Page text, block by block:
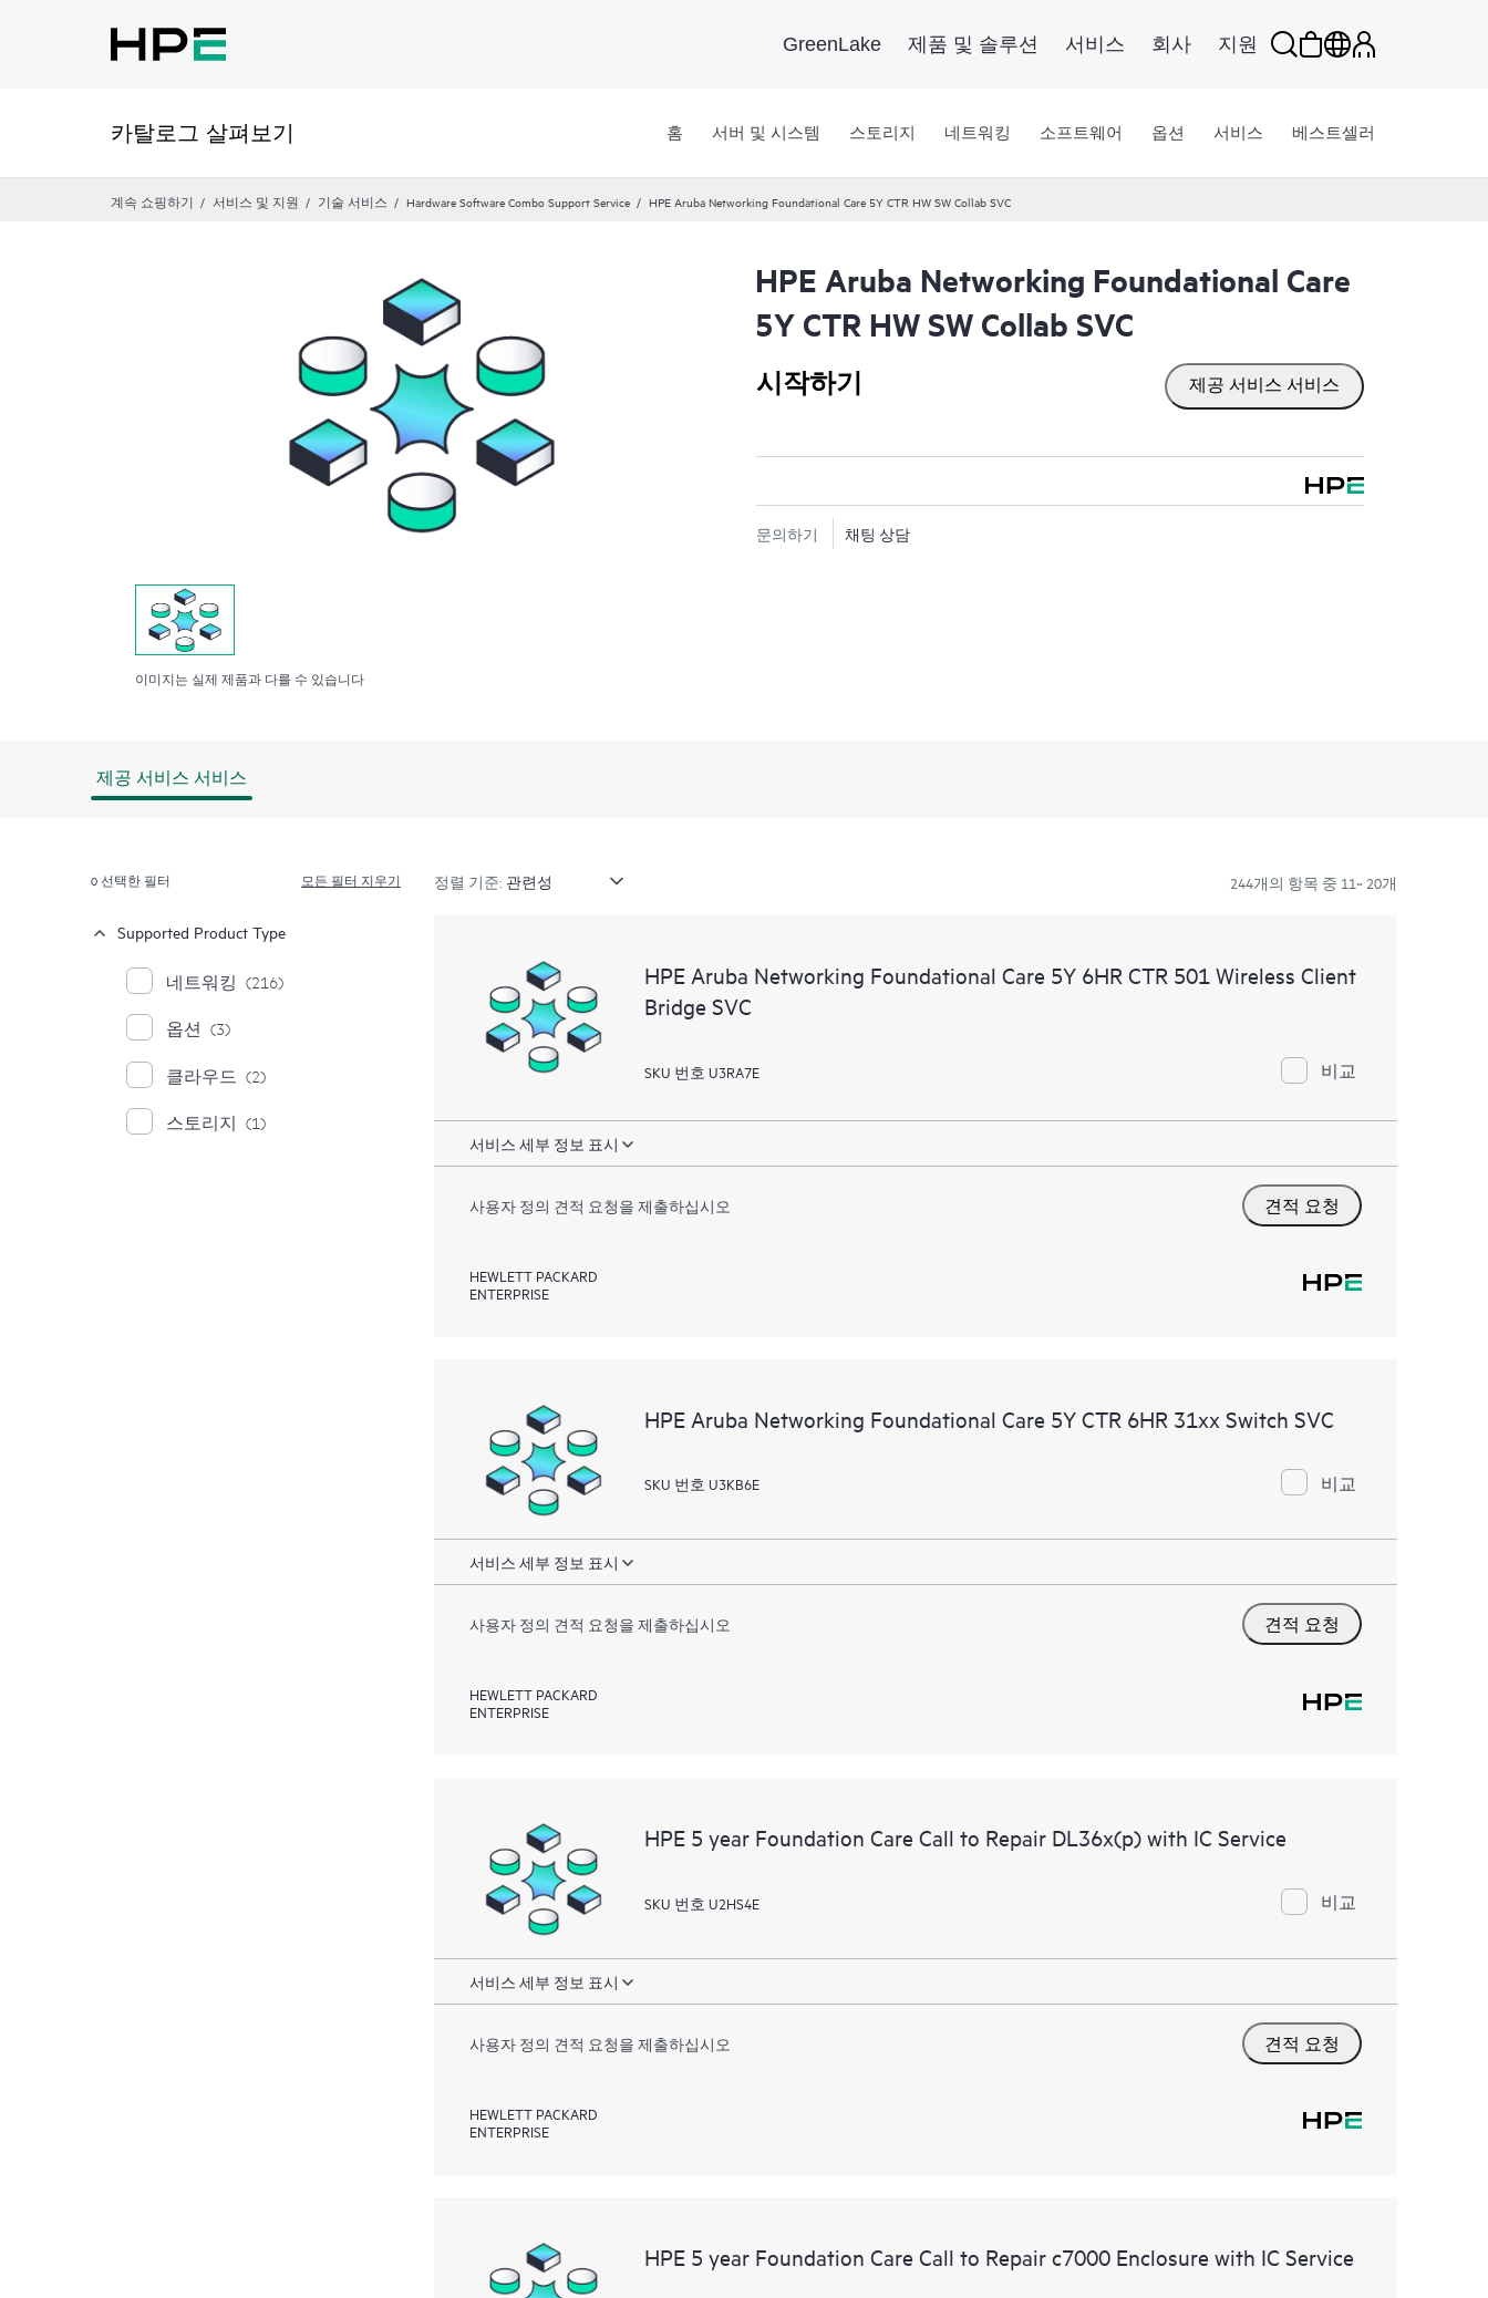
GreenLake 제품 및 솔루션 서비스 회사 지원
카탈로그 살펴보기 홈 서버 및 시스템 스토리지 네트워킹 소프트웨어 옵션 서비스 베스트셀러
계속 쇼핑하기 서비스 및 지원 기술 서비스 Hardware Software Combo Support Service HPE Aruba Networking Foundational Care 5Y CTR HW SW Collab SVC
이미지는 실제 제품과 다를 수 있습니다
HPE Aruba Networking Foundational Care
5Y CTR HW SW Collab SVC
시작하기 제공 서비스 서비스
문의하기 채팅 상담
제공 서비스 서비스
0선택한 필터 모든 필터 지우기
Supported Product Type
네트워킹 (216)
옵션 (3)
클라우드 (2)
스토리지 (1)
정렬 기준: 244개의 항목 중 11~ 20개
HPE Aruba Networking Foundational Care 5Y 6HR CTR 501 Wireless Client
Bridge SVC
SKU 번호 U3RA7E 비교
서비스 세부 정보 표시
사용자 정의 견적 요청을 제출하십시오 견적 요청
HEWLETT PACKARD
ENTERPRISE
HPE Aruba Networking Foundational Care 5Y CTR 6HR 31xx Switch SVC
SKU 번호 U3KB6E 비교
서비스 세부 정보 표시
사용자 정의 견적 요청을 제출하십시오 견적 요청
HEWLETT PACKARD
ENTERPRISE
HPE 5 year Foundation Care Call to Repair DL36x(p) with IC Service
SKU 번호 U2HS4E 비교
서비스 세부 정보 표시
사용자 정의 견적 요청을 제출하십시오 견적 요청
HEWLETT PACKARD
ENTERPRISE
HPE 5 year Foundation Care Call to Repair c7000 Enclosure with IC Service